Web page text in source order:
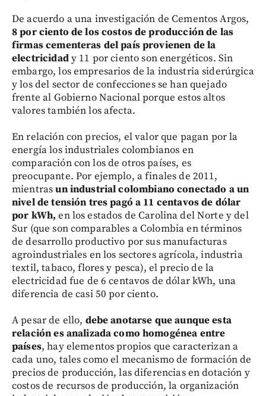
De acuerdo a una investigación de Cementos Argos,
8 por ciento de los costos de producción de las
firmas cementeras del país provienen de la
electricidady 11 por ciento son energéticos. Sin
embargo, los empresarios de la industria siderúrgica
y los del sector de confecciones se han quejado
frente al Gobierno Nacional porque estos altos
valores también los afecta.
En relación con precios, el valor que pagan por la
energía los industriales colombianos en
comparación con los de otros países, es
preocupante. Por ejemplo, a finales de 2011,
mientrasun industrial colombiano conectado a un
nivel de tensión tres pagó a 11 centavos de dólar
por kWh, en los estados de Carolina del Norte y del
Sur (que son comparables a Colombia en términos
de desarrollo productivo por sus manufacturas
agroindustriales en los sectores agrícola, industria
textil, tabaco, flores y pesca), el precio de la
electricidad fue de 6 centavos de dólar kWh, una
diferencia de casi 50 por ciento.
A pesar de ello, debe anotarse que aunque esta
relación es analizada como homogénea entre
países, hay elementos propios que caracterizan a
cada uno, tales como el mecanismo de formación de
precios de producción, las diferencias en dotación y
costos de recursos de producción, la organización